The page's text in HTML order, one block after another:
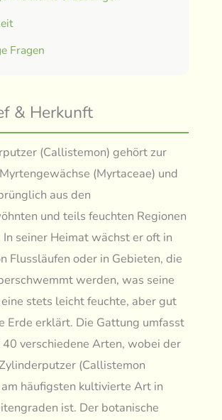
Fragen
& Herkunft
(Callistemon) gehört zur
(Myrtaceae) und
aus den
und teils feuchten Regionen
seiner Heimat wächst er oft in
Flussläufen oder in Gebieten, die
werden, was seine
stets leicht feuchte, aber gut
Erde erklärt. Die Gattung umfasst
verschiedene Arten, wobei der
(Callistemon
häufigsten kultivierte Art in
ist. Der botanische